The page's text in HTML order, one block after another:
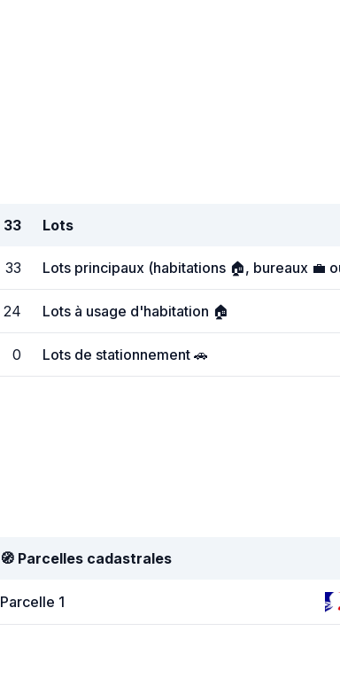
33 Lots
33 Lots principaux (habitations 🏠, bureaux 💼
24 Lots à usage d'habitation 🏠
0 Lots de stationnement 🚗
🧭 Parcelles cadastrales
Parcelle 1